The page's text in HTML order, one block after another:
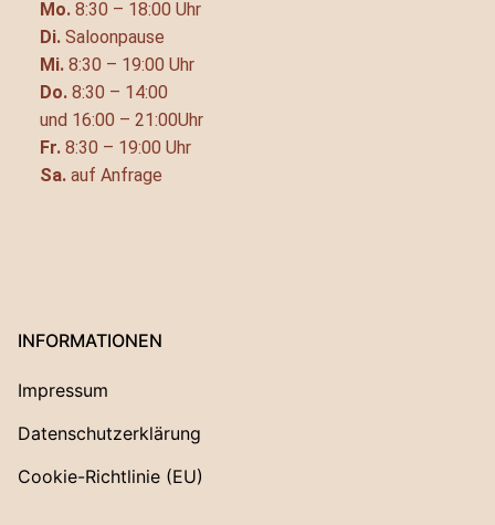
Mo. 8:30 – 18:00 Uhr
Di. Saloonpause
Mi. 8:30 – 19:00 Uhr
Do. 8:30 – 14:00
und 16:00 – 21:00Uhr
Fr. 8:30 – 19:00 Uhr
Sa. auf Anfrage
INFORMATIONEN
Impressum
Datenschutzerklärung
Cookie-Richtlinie (EU)